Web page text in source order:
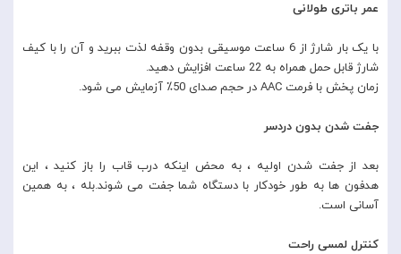
عمر باتری طولانی
با یک بار شارژ از 6 ساعت موسیقی بدون وقفه لذت ببرید و آن را با کیف
شارژ قابل حمل همراه به 22 ساعت افزایش دهید.
زمان پخش با فرمت AAC در حجم صدای 50٪ آزمایش می شود.
جفت شدن بدون دردسر
بعد از جفت شدن اولیه ، به محض اینکه درب قاب را باز کنید ، این
هدفون ها به طور خودکار با دستگاه شما جفت می شوند.بله ، به همین
آسانی است.
کنترل لمسی راحت